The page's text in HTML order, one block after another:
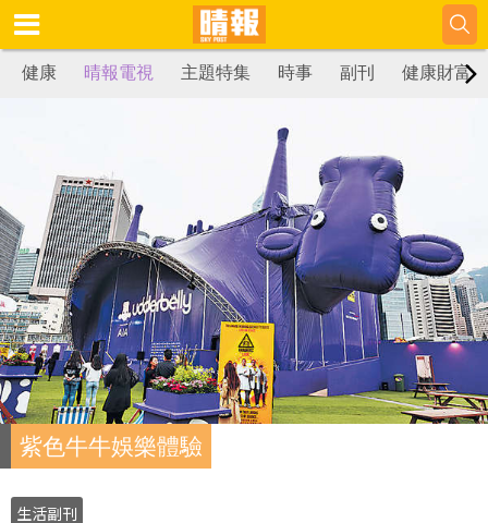
健康 晴報電視 主題特集 時事 副刊 健康財富
紫色牛牛娛樂體驗
生活副刊